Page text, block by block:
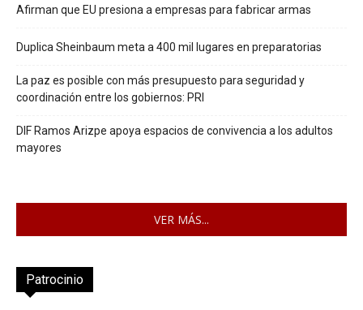
Afirman que EU presiona a empresas para fabricar armas
Duplica Sheinbaum meta a 400 mil lugares en preparatorias
La paz es posible con más presupuesto para seguridad y
coordinación entre los gobiernos: PRI
DIF Ramos Arizpe apoya espacios de convivencia a los adultos
mayores
VER MÁS...
Patrocinio